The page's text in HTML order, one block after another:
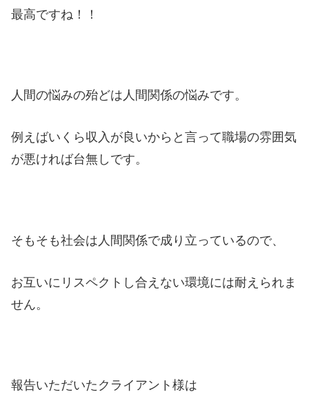
最高ですね！！
人間の悩みの殆どは人間関係の悩みです。
例えばいくら収入が良いからと言って職場の雰囲気
が悪ければ台無しです。
そもそも社会は人間関係で成り立っているので、
お互いにリスペクトし合えない環境には耐えられま
せん。
報告いただいたクライアント様は